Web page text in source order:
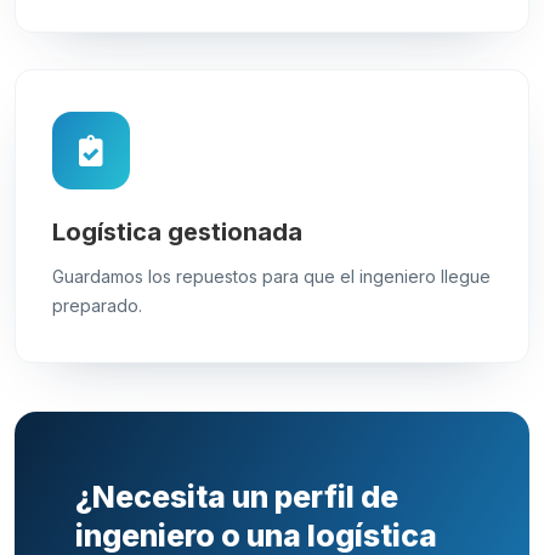
Logística gestionada
Guardamos los repuestos para que el ingeniero llegue
preparado.
¿Necesita un perfil de
ingeniero o una logística